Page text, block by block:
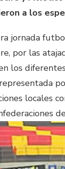
a los
jornada
por las
los
locales